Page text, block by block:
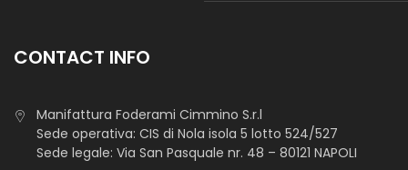
CONTACT INFO
Manifattura Foderami Cimmino S.r.l
Sede operativa: CIS di Nola isola 5 lotto 524/527
Sede legale: Via San Pasquale nr. 48 – 80121 NAPOLI